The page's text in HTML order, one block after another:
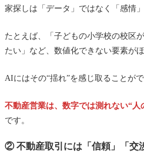
家探しは「データ」ではなく「感情
たとえば、「子どもの小学校の校区
たい」など、数値化できない要素がほ
AIにはその“揺れ”を感じ取ることがで
不動産営業は、数字では測れない“
です。
② 不動産取引には「信頼」「交